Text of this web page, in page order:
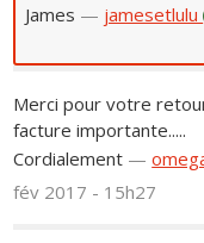
James — jamesetlulu
Merci pour votre
facture importante.....
Cordialement —
fév 2017 - 15h27